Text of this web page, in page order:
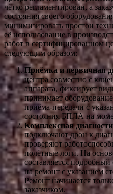
чётко регламентирован, а
состояния своего
минимизировать простои
её использование в
работ в сертифицированном
следующим образом:
Приёмка и первичная
центра совместно с
аппарата, фиксирует
принимает
приёма-передачи с
состояния БПЛА на
Комплексная
подключают дрон к
проверяют
полётные логи. На
составляется
на ремонт с указанием
Ремонт начинается
заказчиком.